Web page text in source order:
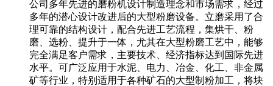
公司多年先进的磨粉机设计制造理念和市场需求，经过
多年的潜心设计改进后的大型粉磨设备。立磨采用了合
理可靠的结构设计，配合先进工艺流程，集烘干、粉
磨、选粉、提升于一体，尤其在大型粉磨工艺中，能够
完全满足客户需求，主要技术、经济指标达到国际先进
水平。可广泛应用于水泥、电力、冶金、化工、非金属
矿等行业，特别适用于各种矿石的大型制粉加工，将块